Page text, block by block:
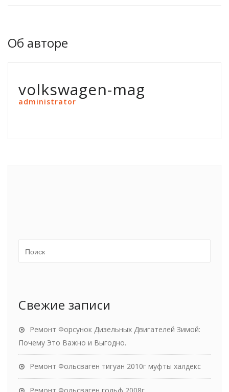
Об авторе
volkswagen-mag
administrator
Свежие записи
Ремонт Форсунок Дизельных Двигателей Зимой:
Почему Это Важно и Выгодно.
Ремонт Фольсваген тигуан 2010г муфты халдекс